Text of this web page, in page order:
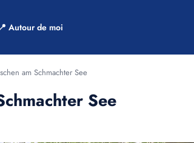
Autour de moi
am Schmachter See
See